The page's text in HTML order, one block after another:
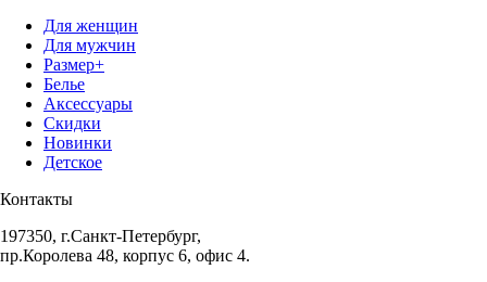
Для женщин
Для мужчин
Размер+
Белье
Аксессуары
Скидки
Новинки
Детское
Контакты
197350, г.Санкт-Петербург,
пр.Королева 48, корпус 6, офис 4.